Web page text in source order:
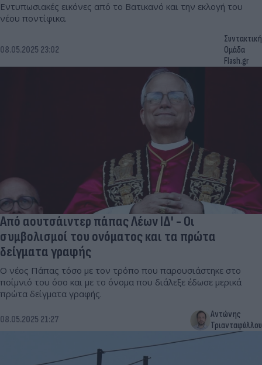
Εντυπωσιακές εικόνες από το Βατικανό και την εκλογή του
νέου ποντίφικα.
08.05.2025 23:02
Συντακτική
Ομάδα
Flash.gr
Από αουτσάιντερ πάπας Λέων ΙΔ' - Οι
συμβολισμοί του ονόματος και τα πρώτα
δείγματα γραφής
Ο νέος Πάπας τόσο με τον τρόπο που παρουσιάστηκε στο
ποίμνιό του όσο και με το όνομα που διάλεξε έδωσε μερικά
πρώτα δείγματα γραφής.
08.05.2025 21:27
Αντώνης
Τριανταφύλλου